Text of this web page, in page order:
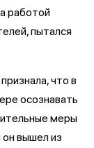
работой
пытался
что в
осознавать
меры
вышел из